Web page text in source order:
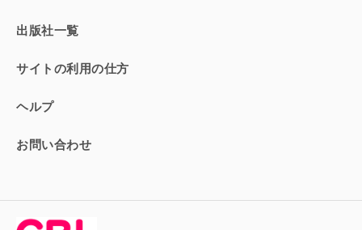
出版社一覧
サイトの利用の仕方
ヘルプ
お問い合わせ